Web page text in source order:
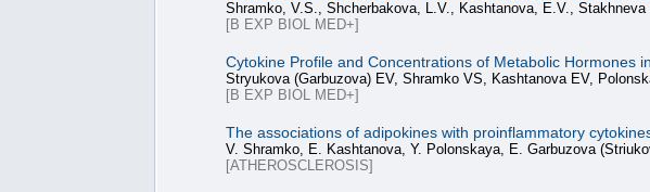
Shramko, V.S., Shcherbakova, L.V., Kashtanova, E.V.,
[B EXP BIOL MED+]
Cytokine Profile and Concentrations of Metabolic Hormones
Stryukova (Garbuzova) EV, Shramko VS, Kashtanova EV,
[B EXP BIOL MED+]
The associations of adipokines with proinflammatory
V. Shramko, E. Kashtanova, Y. Polonskaya, E. Garbuzova
[ATHEROSCLEROSIS]